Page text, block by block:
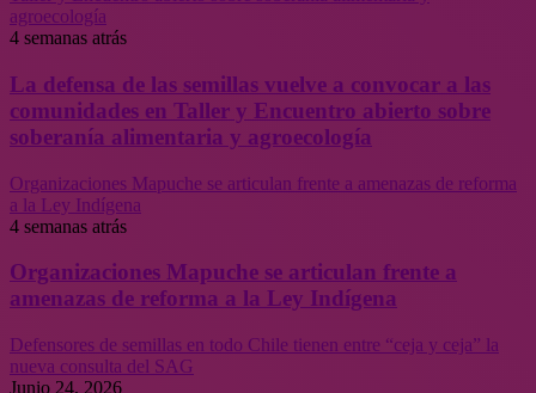
agroecología
4 semanas atrás
La defensa de las semillas vuelve a convocar a las
comunidades en Taller y Encuentro abierto sobre
soberanía alimentaria y agroecología
Organizaciones Mapuche se articulan frente a amenazas de reforma
a la Ley Indígena
4 semanas atrás
Organizaciones Mapuche se articulan frente a
amenazas de reforma a la Ley Indígena
Defensores de semillas en todo Chile tienen entre “ceja y ceja” la
nueva consulta del SAG
Junio 24, 2026